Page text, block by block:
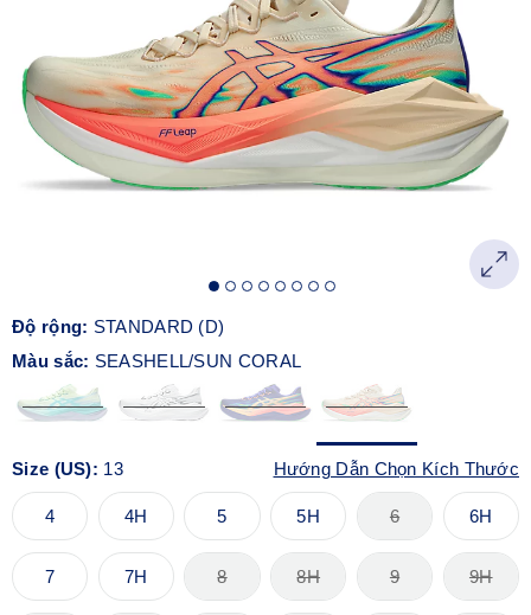
tự.
Độ rộng: STANDARD (D)
Màu sắc: SEASHELL/SUN CORAL
Size (US): 13 Hướng Dẫn Chọn Kích Thước
4 4H 5 5H 6 6H
7 7H 8 8H 9 9H